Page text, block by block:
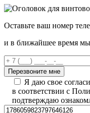
Оставьте ваш номер
и в ближайшее время
Я даю свое
в соответствии с
подтверждаю